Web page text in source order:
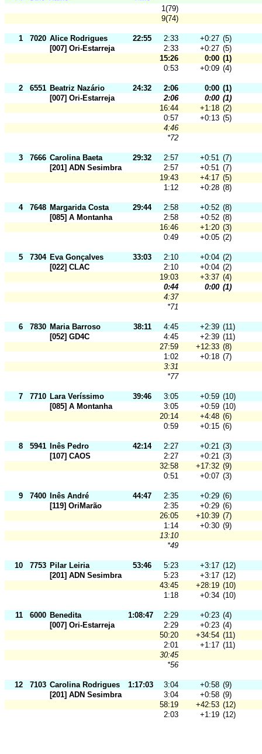
1(79)
9(74)
1 7020 Alice Rodrigues 22:55 2:33 +0:27 (5)
[007] Ori-Estarreja
2:33 +0:27 (5)
15:26
0:00 (1)
0:53
+0:09 (4)
2 6551 Beatriz Nazário 24:32 2:06 0:00 (1)
[007] Ori-Estarreja
2:06 0:00 (1)
16:44
+1:18 (2)
0:57
+0:13 (5)
4:46
*72
3 7666 Carolina Baeta 29:32 2:57 +0:51 (7)
[201] ADN Sesimbra
2:57 +0:51 (7)
19:43
+4:17 (5)
1:12
+0:28 (8)
4 7648 Margarida Costa 29:44 2:58 +0:52 (8)
[085] A Montanha
2:58 +0:52 (8)
16:46
+1:20 (3)
0:49
+0:05 (2)
5 7304 Eva Gonçalves 33:03 2:10 +0:04 (2)
[022] CLAC
2:10 +0:04 (2)
19:03
+3:37 (4)
0:44
0:00 (1)
4:37
*71
6 7830 Maria Barroso 38:11 4:45 +2:39 (11)
[052] GD4C
4:45 +2:39 (11)
27:59
+12:33 (8)
1:02
+0:18 (7)
3:31
*77
7 7710 Lara Veríssimo 39:46 3:05 +0:59 (10)
[085] A Montanha
3:05 +0:59 (10)
20:14
+4:48 (6)
0:59
+0:15 (6)
8 5941 Inês Pedro 42:14 2:27 +0:21 (3)
[107] CAOS
2:27 +0:21 (3)
32:58
+17:32 (9)
0:51
+0:07 (3)
9 7400 Inês André 44:47 2:35 +0:29 (6)
[119] OriMarão
2:35 +0:29 (6)
26:05
+10:39 (7)
1:14
+0:30 (9)
13:10
*49
10 7753 Pilar Leiria 53:46 5:23 +3:17 (12)
[201] ADN Sesimbra
5:23 +3:17 (12)
43:45
+28:19 (10)
1:18
+0:34 (10)
11 6000 Benedita 1:08:47 2:29 +0:23 (4)
[007] Ori-Estarreja
2:29 +0:23 (4)
50:20
+34:54 (11)
2:01
+1:17 (11)
30:45
*56
12 7103 Carolina Rodrigues 1:17:03 3:04 +0:58 (9)
[201] ADN Sesimbra
3:04 +0:58 (9)
58:19
+42:53 (12)
2:03
+1:19 (12)